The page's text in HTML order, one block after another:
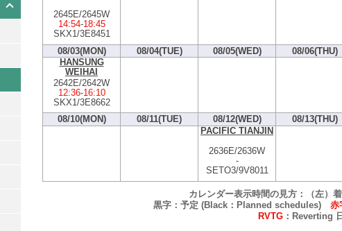
2645E/2645W
14:54-18:45
SKX1/3E8451
08/03(MON)
08/04(TUE) 08/05(WED) 08/06(THU)
HANSUNG
WEIHAI
2642E/2642W
12:36-16:10
SKX1/3E8662
08/10(MON)
08/11(TUE) 08/12(WED) 08/13(THU)
PACIFIC TIANJIN
2636E/2636W
-
SETO3/9V8011
カレンダー表示時間の見方：（左）
黒字：予定 (Black：Planned schedules) 赤
RVTG：Reverting